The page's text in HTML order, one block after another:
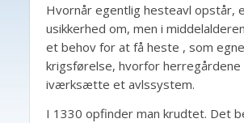
Hvornår egentlig hesteavl opstår,
usikkerhed om, men i
et behov for at få heste , som
krigsførelse, hvorfor
iværksætte et avlssystem.
I 1330 opfinder man krudtet. Det